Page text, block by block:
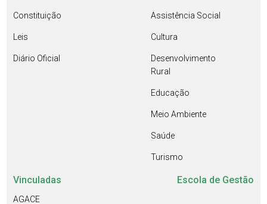
Constituição
Leis
Diário Oficial
Assistência Social
Cultura
Desenvolvimento
Rural
Educação
Meio Ambiente
Saúde
Turismo
Vinculadas
AGACE
Escola de Gestão